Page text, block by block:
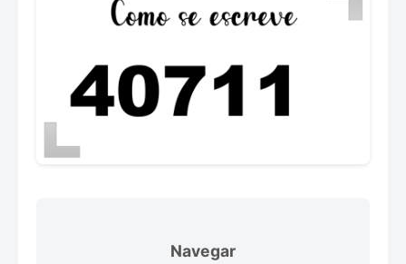
Navegar